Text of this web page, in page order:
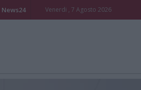
News24 Venerdi , 7 Agosto 2026